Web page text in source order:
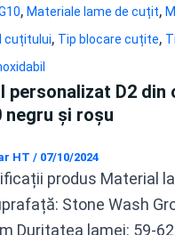
, Materiale lame de cuțit,
cuțitului, Tip blocare cuțite,
personalizat D2 din
negru și roșu
HT / 07/10/2024
produs Material
Stone Wash
Duritatea lamei: 59-62